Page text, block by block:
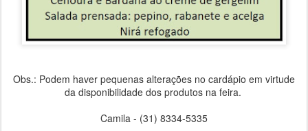
Obs.: Podem haver pequenas alterações no cardápio em virtude
da disponibilidade dos produtos na feira.
Camila - (31) 8334-5335